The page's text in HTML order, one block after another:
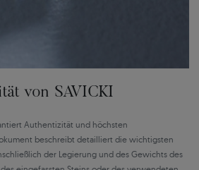
von SAVICKI
Authentizität und höchsten
beschreibt detailliert die wichtigsten
der Legierung und des Gewichts des